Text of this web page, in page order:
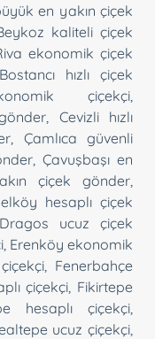
en yakın çiçek
kaliteli çiçek
ekonomik çiçek
Bostancı hızlı çiçek
çiçekçi
Cevizli hızlı
Çamlıca güvenli
,Çavuşbaşı en
çiçek gönder
hesaplı çiçek
Dragos ucuz çiçek
Erenköy ekonomik
Fenerbahçe
çiçekçi Fikirtepe
hesaplı çiçekçi
ucuz çiçekçi